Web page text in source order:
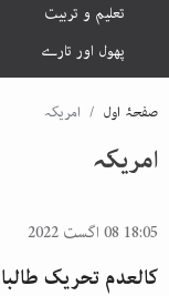
تعلیم و تربیت
پھول اور تارے
صفحۂ اول امریکہ
امریکہ
18:05 08 اگست 2022
کالعدم تحریک